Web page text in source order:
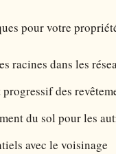
pour votre
racines dans les
des
du sol pour les
avec le voisinage